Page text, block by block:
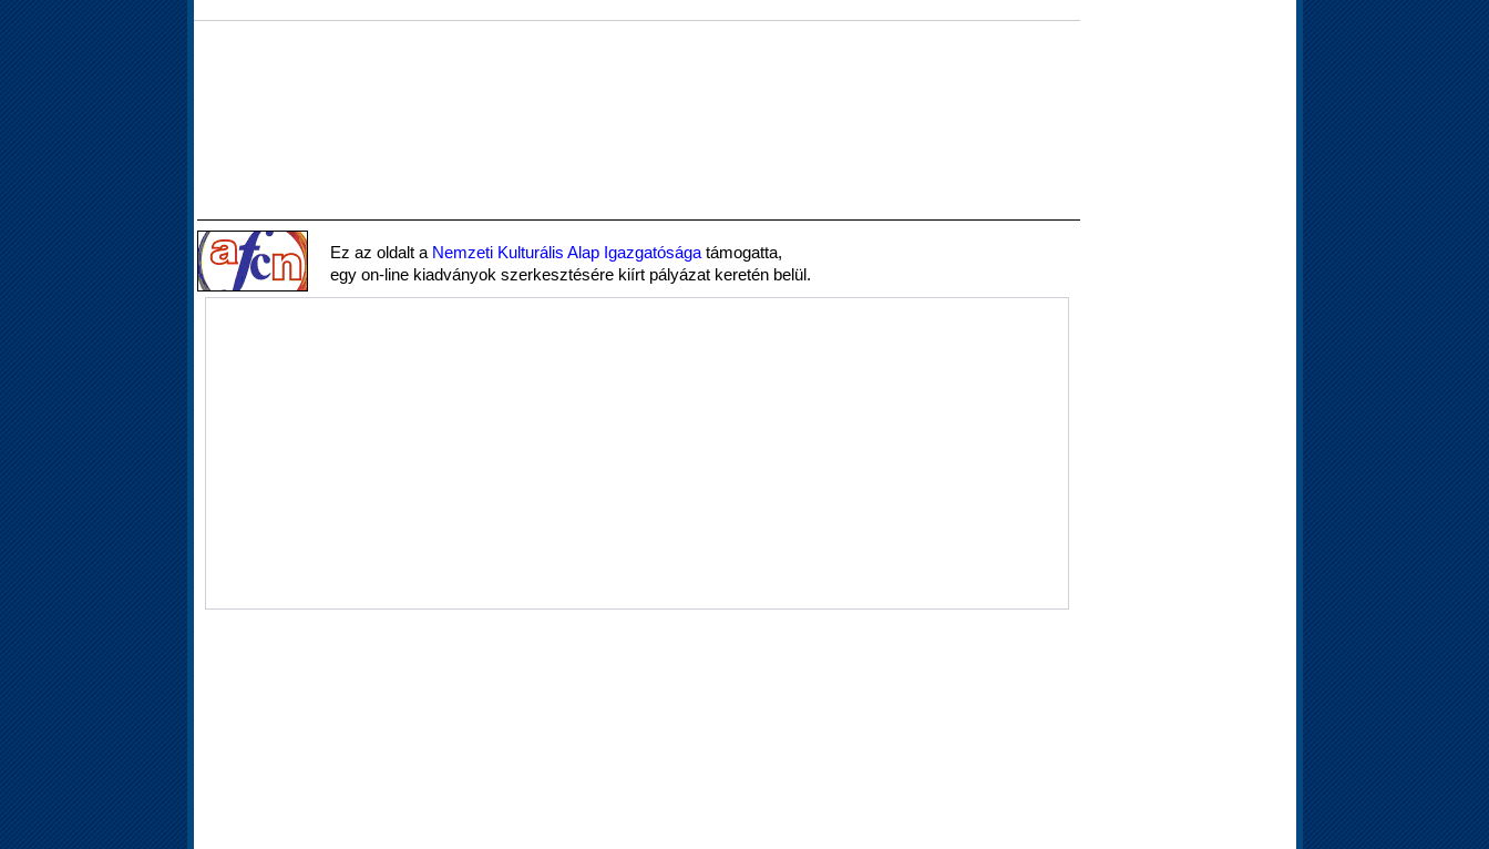
Ez az oldalt a Nemzeti Kulturális Alap Igazgatóságatámogatta,
egy on-line kiadványok szerkesztésére kiírt pályázat keretén belül.